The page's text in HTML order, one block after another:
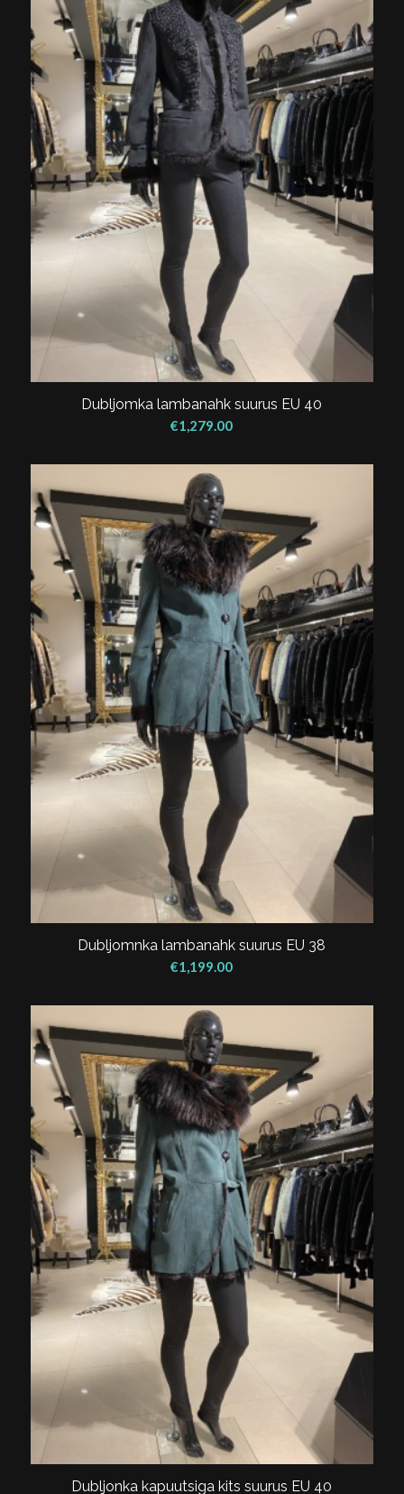
Dubljomka lambanahk suurus EU 40
€1,279.00
Dubljomnka lambanahk suurus EU 38
€1,199.00
Dubljonka kapuutsiga kits suurus EU 40